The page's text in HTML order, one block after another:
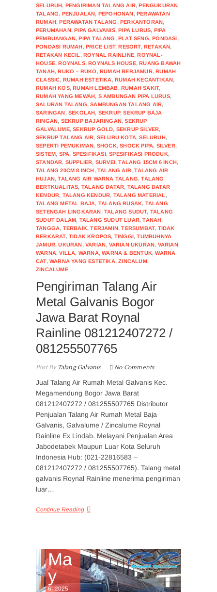
SELURUH, PENGIRIMAN TALANG AIR,PENGUKURAN
TALANG, PENJUALAN, PEPOHONAN,PERAWATAN
RUMAH,PERAWATAN TALANG ,PERKANTORAN,
PERUMAHAN,PIPA GALVANIS,PIPA LURUS, PIPA
PEMBUANGAN,PIPA TALANG ,PLAT SENG,PONDASI,
PONDASI RUMAH,PRICE LIST,RESORT,RETAKAN,
RETAKAN KECIL ,ROYNAL RAINLINE,ROYNAL-
HOUSE,ROYNALS,ROYNALS HOUSE,RUANG BAWAH
TANAH,RUKO – RUKO ,RUMAH BERJAMUR,RUMAH
CLASSIC, RUMAH ESTETIKA,RUMAH KECANTIKAN,
RUMAH KOS,RUMAH LEMBAB,RUMAH SAKIT,
RUMAH YANG MEWAH, S AMBUNGAN PIPA LURUS,
SALURAN TALANG,SAMBUNGAN TALANG AIR,
SARINGAN,SEKOLAH, SEKRUP,SEKRUP BAJA
RINGAN, SEKRUP BAJARINGAN,SEKRUP
GALVALUME,SEKRUP GOLD, SEKRUP SILVER,
SEKRUP TALANG AIR, SELURU KOTA,SELURUH,
SEPERTI PEMUKIMAN, SHOCK,SHOCK PIPA, SILVER,
SISTEM, SPA, SPESIFIKASI,SPESIFIKASI PRODUK,
STANDAR, SUPPLIER, SURVEI,TALANG 15CM 6 INCH,
TALANG 20CM 8 INCH,TALANG AIR,TALANG AIR
HUJAN,TALANG AIR WARNA TALANG,TALANG
BERTKUALITAS, TALANG DATAR, TALANG DATAR
KENDUR, TALANG KENDUR, TALANG MATERIAL ,
TALANG METAL BAJA, TALANG RUSAK, TALANG
SETENGAH LINGKARAN,TALANG SUDUT, TALANG
SUDUT DALAM, TALANG SUDUT LUAR,TANAH,
TANGGA, TERBAIK,TERJAMIN,TERSUMBAT, TIDAK
BERKARAT,TIDAK KROPOS, TINGGI,TUMBUHNYA
JAMUR,UKURAN,VARIAN, VARIAN UKURAN, VARIAN
WARNA,VILLA, WARNA,WARNA & BENTUK,WARNA
CAT,WARNA YANG ESTETIKA,ZINCALUM,
ZINCALUME
Pengiriman Talang Air
Metal Galvanis Bogor
Jawa Barat Roynal
Rainline 081212407272 /
081255507765
Post ByTalang Galvanis No Comments
Jual Talang Air Rumah Metal Galvanis Kec.
Megamendung Bogor Jawa Barat
081212407272 / 081255507765 Distributor
Penjualan Talang Air Rumah Metal Baja
Galvanis, Galvalume / Zincalume Roynal
Rainline Ex Lindab. Melayani Penjualan Area
Jabodetabek Maupun Luar Kota Seluruh
Indonesia Hub: (021-22816583 –
081212407272 / 081255507765). Talang metal
galvanis Roynal Rainline menerima pengiriman
luar…
Continue Reading
Ma
y
6, 2025